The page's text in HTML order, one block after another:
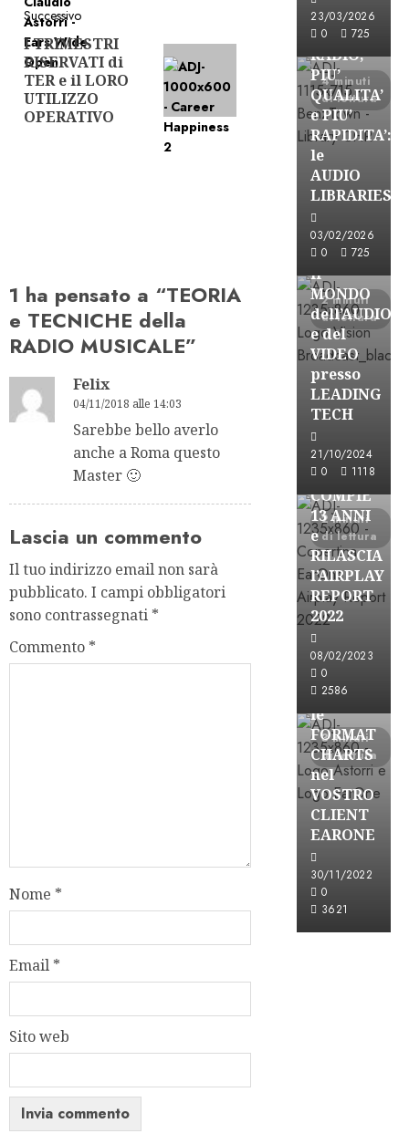
Successivo
Articolo
successivo:
I TRIMESTRI
RISERVATI di
TER e il LORO
UTILIZZO
OPERATIVO
1 ha pensato a “TEORIA
e TECNICHE della
RADIO MUSICALE”
Felix
04/11/2018 alle 14:03
Sarebbe bello averlo
anche a Roma questo
Master 🙂
Lascia un commento
Il tuo indirizzo email non sarà
pubblicato. I campi obbligatori
sono contrassegnati *
Commento *
Nome *
Email *
Sito web
23/03/2026
0
725
4 minuti
di lettura
Per la
RADIO,
PIU’
QUALITA’
e PIU’
RAPIDITA’:
le
AUDIO
LIBRARIES
03/02/2026
0
725
2 minuti
di lettura
Partnership
VISION
BROADCAST,
ESPLORARE
il
MONDO
dell’AUDIO
e del
VIDEO
presso
LEADING
TECH
21/10/2024
0
1118
2 minuti
di lettura
Partnership
EARONE
COMPIE
13 ANNI
e
RILASCIA
l’AIRPLAY
REPORT
2022
08/02/2023
0
2586
3 minuti
di lettura
Partnership
le
FORMAT
CHARTS
nel
VOSTRO
CLIENT
EARONE
30/11/2022
0
3621